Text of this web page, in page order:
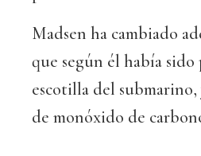
Madsen ha cambiado
que según él había
escotilla del
de monóxido de